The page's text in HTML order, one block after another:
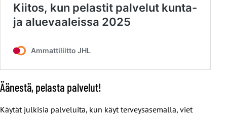
Äänestä, pelasta palvelut!
Käytät julkisia palveluita, kun käyt terveysasemalla, viet